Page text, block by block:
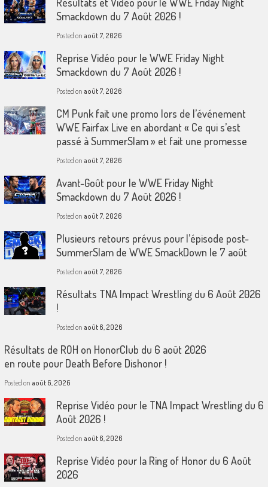
Smackdown du 7 Août 2026 !
Posted on août 7, 2026
Reprise Vidéo pour le WWE Friday Night
Smackdown du 7 Août 2026 !
Posted on août 7, 2026
CM Punk fait une promo lors de l’événement
WWE Fairfax Live en abordant « Ce qui s’est
passé à SummerSlam » et fait une promesse
Posted on août 7, 2026
Avant-Goût pour le WWE Friday Night
Smackdown du 7 Août 2026 !
Posted on août 7, 2026
Plusieurs retours prévus pour l’épisode post-
SummerSlam de WWE SmackDown le 7 août
Posted on août 7, 2026
Résultats TNA Impact Wrestling du 6 Août 2026
!
Posted on août 6, 2026
Résultats de ROH on HonorClub du 6 août 2026
en route pour Death Before Dishonor !
Posted on août 6, 2026
Reprise Vidéo pour le TNA Impact Wrestling du 6
Août 2026 !
Posted on août 6, 2026
Reprise Vidéo pour la Ring of Honor du 6 Août
2026